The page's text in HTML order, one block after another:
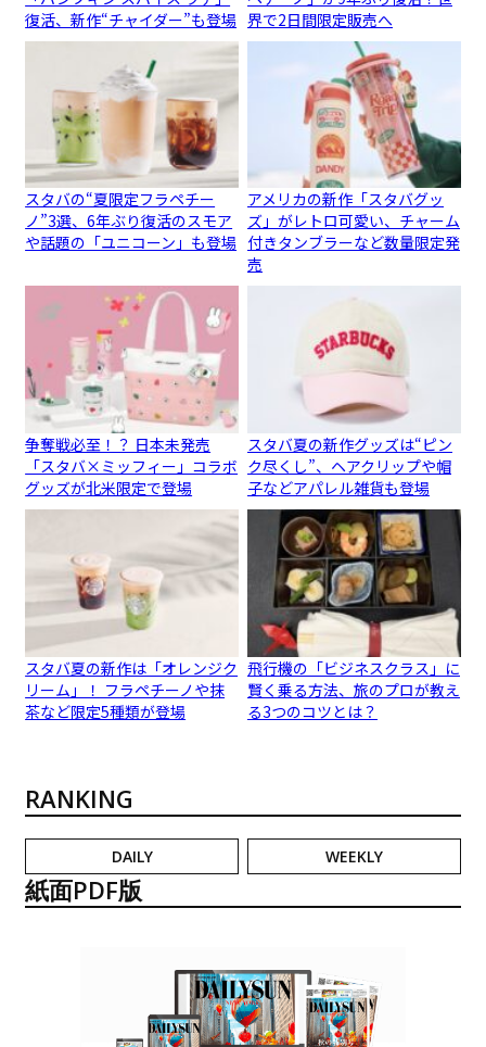
復活、新作“チャイダー”も登場 界で2日間限定販売へ
スタバの“夏限定フラペチー
ノ”3選、6年ぶり復活のスモア
や話題の「ユニコーン」も登場
アメリカの新作「スタバグッ
ズ」がレトロ可愛い、チャーム
付きタンブラーなど数量限定発
売
争奪戦必至！？ 日本未発売
「スタバ×ミッフィー」コラボ
グッズが北米限定で登場
スタバ夏の新作グッズは“ピン
ク尽くし”、ヘアクリップや帽
子などアパレル雑貨も登場
スタバ夏の新作は「オレンジク
リーム」！ フラペチーノや抹
茶など限定5種類が登場
飛行機の「ビジネスクラス」に
賢く乗る方法、旅のプロが教え
る3つのコツとは？
RANKING
DAILY WEEKLY
紙面PDF版